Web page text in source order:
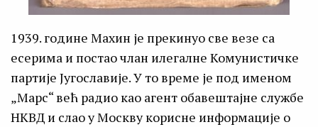
1939. године Махин је прекинуо све везе са
есерима и постао члан илегалне Комунистичке
партије Југославије. У то време је под именом
„Марс“ већ радио као агент обавештајне службе
НКВД и слао у Москву корисне информације о